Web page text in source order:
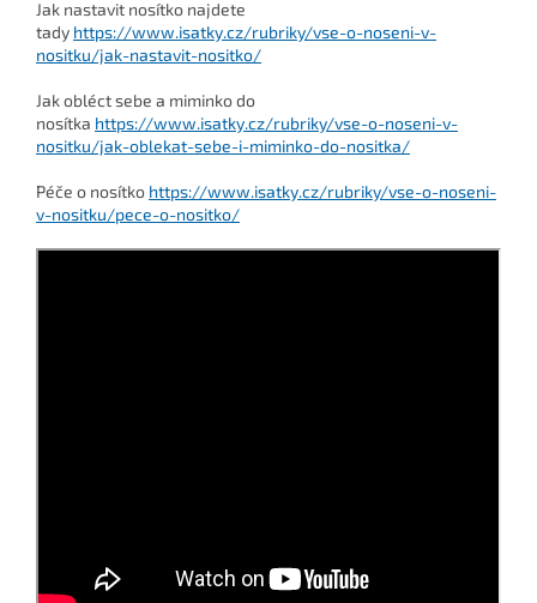
Jak nastavit nosítko najdete
tady https://www.isatky.cz/rubriky/vse-o-noseni-v-
nositku/jak-nastavit-nositko/
Jak obléct sebe a miminko do
nosítka https://www.isatky.cz/rubriky/vse-o-noseni-v-
nositku/jak-oblekat-sebe-i-miminko-do-nositka/
Péče o nosítko https://www.isatky.cz/rubriky/vse-o-noseni-
v-nositku/pece-o-nositko/